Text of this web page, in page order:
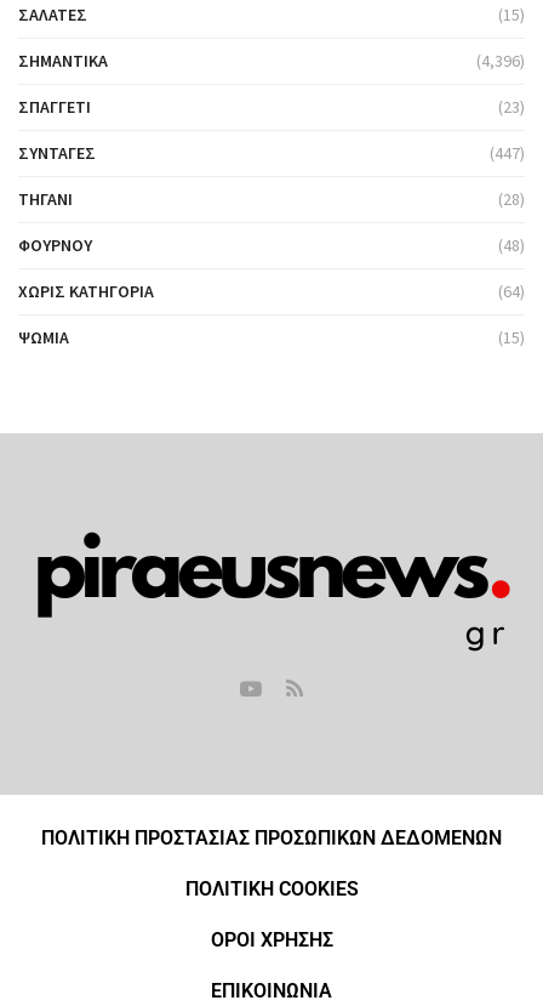
ΣΑΛΆΤΕΣ (15)
ΣΗΜΑΝΤΙΚΆ (4,396)
ΣΠΑΓΓΈΤΙ (23)
ΣΥΝΤΑΓΈΣ (447)
ΤΗΓΆΝΙ (28)
ΦΟΎΡΝΟΥ (48)
ΧΩΡΊΣ ΚΑΤΗΓΟΡΊΑ (64)
ΨΩΜΙΆ (15)
ΠΟΛΙΤΙΚΗ ΠΡΟΣΤΑΣΙΑΣ ΠΡΟΣΩΠΙΚΩΝ ΔΕΔΟΜΕΝΩΝ
ΠΟΛΙΤΙΚΗ COOKIES
ΟΡΟΙ ΧΡΗΣΗΣ
ΕΠΙΚΟΙΝΩΝΙΑ